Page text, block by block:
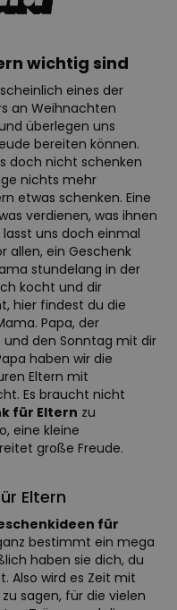
wichtig sind
eines der
an Weihnachten
überlegen uns
bereiten können.
doch nicht schenken
nichts mehr
etwas schenken. Eine
verdienen, was ihnen
lasst uns doch einmal
allen, ein Geschenk
stundelang in der
kocht und dir
hier findest du die
Papa, der
den Sonntag mit dir
haben wir die
Eltern mit
Es braucht nicht
für Eltern zu
eine kleine
große Freude.
Eltern
für
bestimmt ein mega
haben sie dich, du
Also wird es Zeit mit
sagen, für die vielen